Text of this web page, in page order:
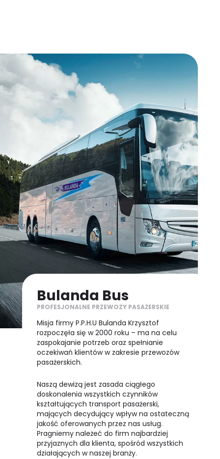
Bulanda Bus
PROFESJONALNE PRZEWOZY PASAŻERSKIE
Misja firmy P.P.H.U Bulanda Krzysztof
rozpoczęła się w 2000 roku – ma na celu
zaspokajanie potrzeb oraz spełnianie
oczekiwań klientów w zakresie przewozów
pasażerskich.
Naszą dewizą jest zasada ciągłego
doskonalenia wszystkich czynników
kształtujących transport pasażerski,
mających decydujący wpływ na ostateczną
jakość oferowanych przez nas usług.
Pragniemy należeć do firm najbardziej
przyjaznych dla klienta, spośród wszystkich
działających w naszej branży.